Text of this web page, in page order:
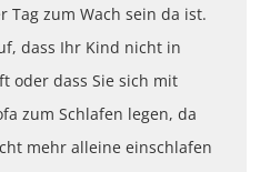
Tag zum Wach sein da ist.
dass Ihr Kind nicht in
oder dass Sie sich mit
zum Schlafen legen, da
mehr alleine einschlafen